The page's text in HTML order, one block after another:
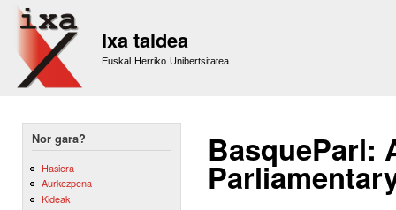
Ixa taldea
Euskal Herriko Unibertsitatea
Nor gara?
Hasiera
Aurkezpena
Kideak
BasqueParl: